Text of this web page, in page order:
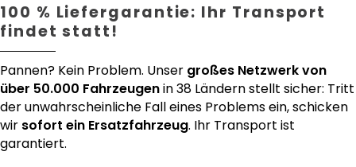
100 % Liefergarantie: Ihr Transport
findet statt!
Pannen? Kein Problem. Unser großes Netzwerk von
über 50.000 Fahrzeugenin 38 Ländern stellt sicher: Tritt
der unwahrscheinliche Fall eines Problems ein, schicken
wir sofort ein Ersatzfahrzeug. Ihr Transport ist
garantiert.